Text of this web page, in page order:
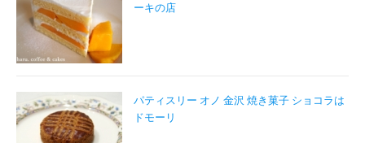
ーキの店
パティスリー オノ 金沢 焼き菓子 ショコラは
ドモーリ